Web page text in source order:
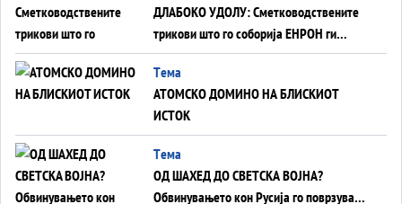
ДЛАБОКО УДОЛУ: Сметководствените
трикови што го соборија ЕНРОН ги
применуваат гигантите за ВИ
Tема
АТОМСКО ДОМИНО НА БЛИСКИОТ
ИСТОК
Tема
ОД ШАХЕД ДО СВЕТСКА ВОЈНА?
Обвинувањето кон Русија го поврзува